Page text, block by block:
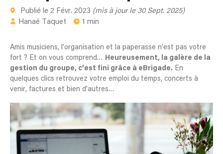
Publié le 2 Févr. 2023 (mis à jour le 30 Sept. 2025)
Hanaé Taquet
1 min
Amis musiciens, l’organisation et la paperasse n’est pas votre
fort ? Et on vous comprend…
Heureusement, la galère de la
gestion du groupe, c’est fini grâce à eBrigade. En
quelques clics retrouvez votre emploi du temps, concerts à
venir, factures et bien d’autres…